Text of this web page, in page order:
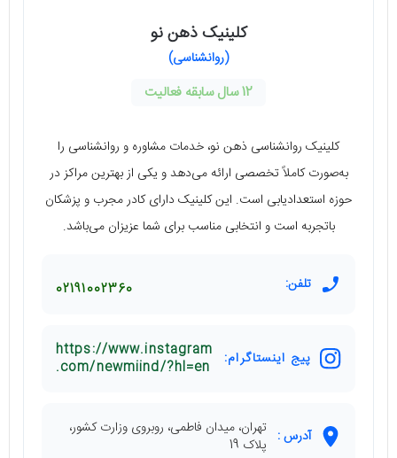
کلینیک ذهن نو
(روانشناسی)
12 سال سابقه فعالیت
کلینیک روانشناسی ذهن نو، خدمات مشاوره و روانشناسی را
به‌صورت کاملاً تخصصی ارائه می‌دهد و یکی از بهترین مراکز در
حوزه استعدادیابی است. این کلینیک دارای کادر مجرب و پزشکان
باتجربه است و انتخابی مناسب برای شما عزیزان می‌باشد.
تلفن: 02191002360
پیج اینستاگرام:
https://www.instagram
.com/newmiind/?hl=en
آدرس : تهران، میدان فاطمی، روبروی وزارت کشور،
پلاک 19